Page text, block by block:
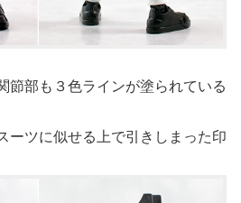
節部も３色ラインが塗られている
ーツに似せる上で引きしまった印